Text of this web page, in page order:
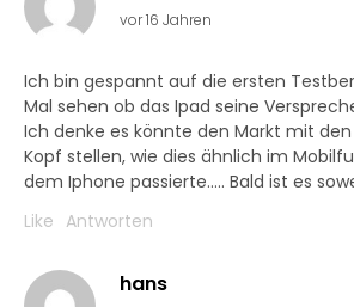
vor 16 Jahren
Ich bin gespannt auf die ersten
Mal sehen ob das Ipad seine
Ich denke es könnte den Markt mit
Kopf stellen, wie dies ähnlich im
dem Iphone passierte….. Bald ist es
Like Antworten
hans